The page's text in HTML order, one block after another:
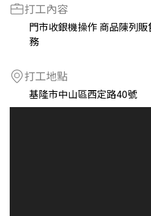
打工內容
門市收銀機操作 商品陳列
務
打工地點
基隆市中山區西定路40號